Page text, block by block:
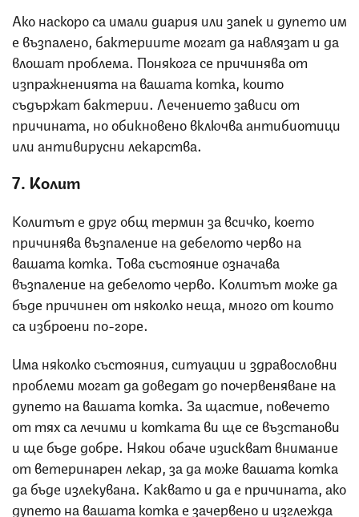
Ако наскоро са имали диария или запек и дупето им
е възпалено, бактериите могат да навлязат и да
влошат проблема. Понякога се причинява от
изпражненията на вашата котка, които
съдържат бактерии. Лечението зависи от
причината, но обикновено включва антибиотици
или антивирусни лекарства.
7. Колит
Колитът е друг общ термин за всичко, което
причинява възпаление на дебелото черво на
вашата котка. Това състояние означава
възпаление на дебелото черво. Колитът може да
бъде причинен от няколко неща, много от които
са изброени по-горе.
Има няколко състояния, ситуации и здравословни
проблеми могат да доведат до почервеняване на
дупето на вашата котка. За щастие, повечето
от тях са лечими и котката ви ще се възстанови
и ще бъде добре. Някои обаче изискват внимание
от ветеринарен лекар, за да може вашата котка
да бъде излекувана. Каквато и да е причината, ако
дупето на вашата котка е зачервено и изглежда